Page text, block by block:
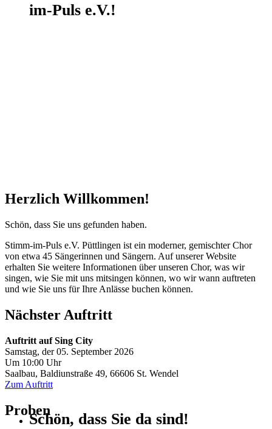
im-Puls e.V.!
Schön, dass Sie da sind!
Herzlich Willkommen!
Schön, dass Sie uns gefunden haben.
Stimm-im-Puls e.V. Püttlingen ist ein moderner, gemischter Chor
von etwa 45 Sängerinnen und Sängern. Auf unserer Website
erhalten Sie weitere Informationen über unseren Chor, was wir
singen, wie Sie mit uns mitsingen können, wo wir wann auftreten
und wie Sie uns für Ihre Anlässe buchen können.
Nächster Auftritt
Auftritt auf Sing City
Samstag, der 05. September 2026
Um 10:00 Uhr
Saalbau, Baldiunstraße 49, 66606 St. Wendel
Zum Auftritt
Proben